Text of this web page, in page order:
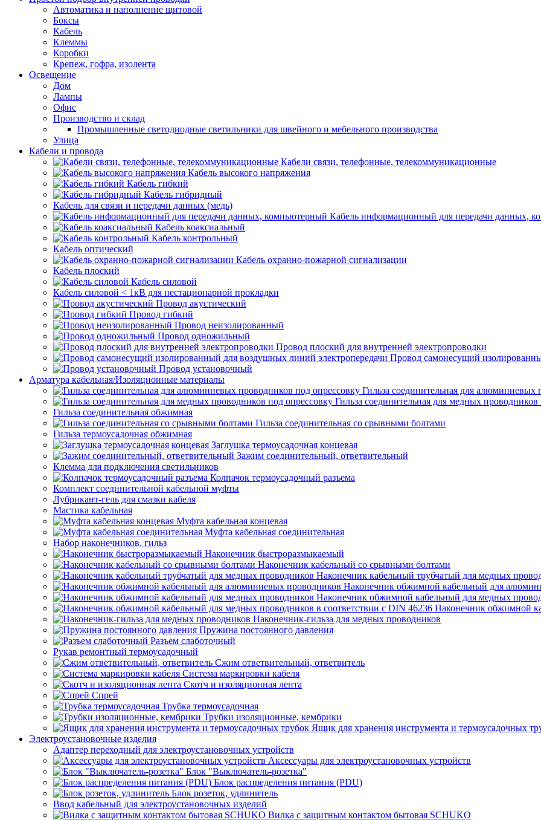
Автоматика и наполнение щитовой
Боксы
Кабель
Клеммы
Коробки
Крепеж, гофра, изолента
Освещение
Дом
Лампы
Офис
Производство и склад
Промышленные светодиодные светильники для швейного и мебельного производства
Улица
Кабели и провода
Кабели связи, телефонные, телекоммуникационные
Кабель высокого напряжения
Кабель гибкий
Кабель гибридный
Кабель для связи и передачи данных (медь)
Кабель информационный для передачи данных,
Кабель коаксиальный
Кабель контрольный
Кабель оптический
Кабель охранно-пожарной сигнализации
Кабель плоский
Кабель силовой
Кабель силовой < 1кВ для нестационарной прокладки
Провод акустический
Провод гибкий
Провод неизолированный
Провод одножильный
Провод плоский для внутренней электропроводки
Провод самонесущий
Провод установочный
Арматура кабельная/Изоляционные материалы
Гильза соединительная для алюминиевых
Гильза соединительная для медных проводников
Гильза соединительная обжимная
Гильза соединительная со срывными болтами
Гильза термоусадочная обжимная
Заглушка термоусадочная концевая
Зажим соединительный, ответвительный
Клемма для подключения светильников
Колпачок термоусадочный разъема
Комплект соединительной кабельной муфты
Лубрикант-гель для смазки кабеля
Мастика кабельная
Муфта кабельная концевая
Муфта кабельная соединительная
Набор наконечников, гильз
Наконечник быстроразмыкаемый
Наконечник кабельный со срывными болтами
Наконечник кабельный трубчатый для медных
Наконечник обжимной кабельный для
Наконечник обжимной кабельный для медных
Наконечник обжимной
Наконечник-гильза для медных проводников
Пружина постоянного давления
Разъем слаботочный
Рукав ремонтный термоусадочный
Сжим ответвительный, ответвитель
Система маркировки кабеля
Скотч и изоляционная лента
Спрей
Трубка термоусадочная
Трубки изоляционные, кембрики
Ящик для хранения инструмента и термоусадочных
Электроустановочные изделия
Адаптер переходный для электроустановочных устройств
Аксессуары для электроустановочных устройств
Блок "Выключатель-розетка"
Блок распределения питания (PDU)
Блок розеток, удлинитель
Ввод кабельный для электроустановочных изделий
Вилка с защитным контактом бытовая SCHUKO